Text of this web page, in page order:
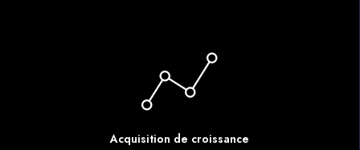
Acquisition de croissance